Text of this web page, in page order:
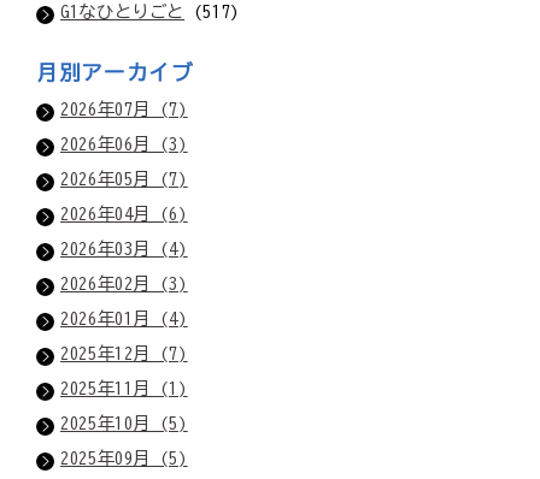
G1なひとりごと
(517)
月別アーカイブ
2026年07月 (7)
2026年06月 (3)
2026年05月 (7)
2026年04月 (6)
2026年03月 (4)
2026年02月 (3)
2026年01月 (4)
2025年12月 (7)
2025年11月 (1)
2025年10月 (5)
2025年09月 (5)